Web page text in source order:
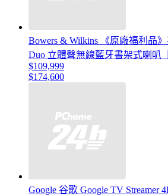
Bowers & Wilkins 《原廠福利品
Duo 立體聲無線藍牙書架式喇叭
$109,999
$174,600
Google 谷歌 Google TV Streamer